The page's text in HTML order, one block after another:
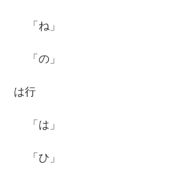
「ね」
「の」
は行
「は」
「ひ」